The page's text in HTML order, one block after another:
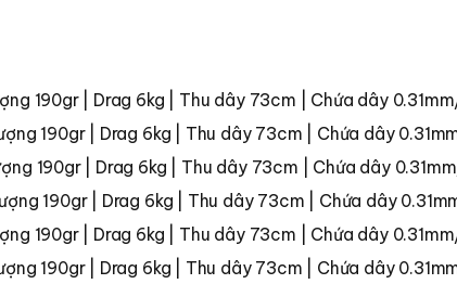
190gr | Drag 6kg | Thu dây 73cm | Chứa dây
190gr | Drag 6kg | Thu dây 73cm | Chứa dây
190gr | Drag 6kg | Thu dây 73cm | Chứa dây
190gr | Drag 6kg | Thu dây 73cm | Chứa dây
190gr | Drag 6kg | Thu dây 73cm | Chứa dây
190gr | Drag 6kg | Thu dây 73cm | Chứa dây